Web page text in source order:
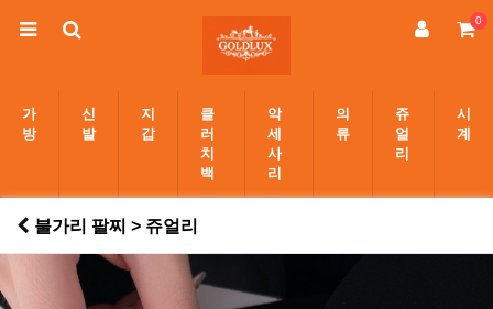
0
가
방
신
발
지
갑
클
러
치
백
악
세
사
리
의
류
쥬
얼
리
시
계
불가리 팔찌 > 쥬얼리